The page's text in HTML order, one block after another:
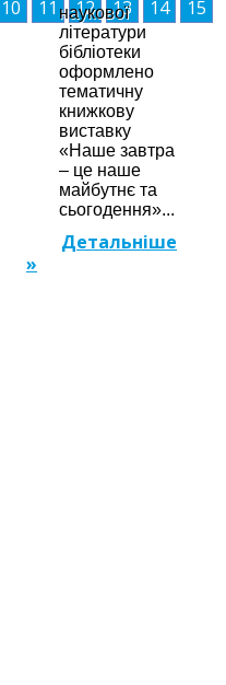
наукової
літератури
бібліотеки
оформлено
тематичну
книжкову
виставку
«Наше завтра
– це наше
майбутнє та
сьогодення»...
Детальніше
»
10 11 12 13 14 15